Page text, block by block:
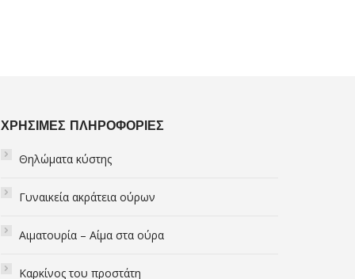
ΧΡΗΣΙΜΕΣ ΠΛΗΡΟΦΟΡΙΕΣ
Θηλώματα κύστης
Γυναικεία ακράτεια ούρων
Αιματουρία – Αίμα στα ούρα
Καρκίνος του προστάτη